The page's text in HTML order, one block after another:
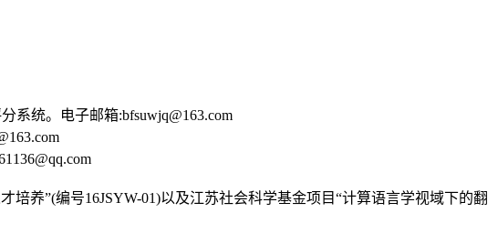
系统。电子邮箱:bfsuwjq@163.com
养”(编号16JSYW-01)以及江苏社会科学基金项目“计算语言学视域下的翻